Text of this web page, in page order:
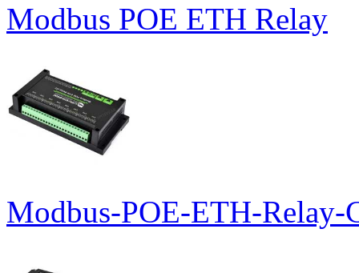
Modbus POE ETH Relay
Modbus-POE-ETH-Relay-